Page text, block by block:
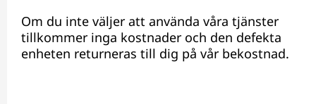
Om du inte väljer att använda våra tjänster
tillkommer inga kostnader och den defekta
enheten returneras till dig på vår bekostnad.